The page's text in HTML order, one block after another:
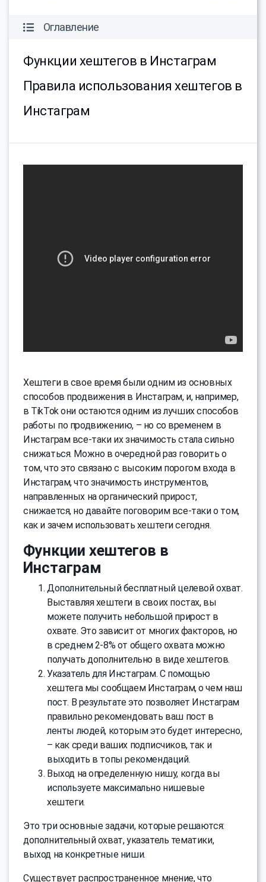
Оглавление
Функции хештегов в Инстаграм
Правила использования хештегов в
Инстаграм
Хештеги в свое время были одним из основных
способов продвижения в Инстаграм, и, например,
в TikTok они остаются одним из лучших способов
работы по продвижению, – но со временем в
Инстаграм все-таки их значимость стала сильно
снижаться. Можно в очередной раз говорить о
том, что это связано с высоким порогом входа в
Инстаграм, что значимость инструментов,
направленных на органический прирост,
снижается, но давайте поговорим все-таки о том,
как и зачем использовать хештеги сегодня.
Функции хештегов в
Инстаграм
Дополнительный бесплатный целевой охват.
Выставляя хештеги в своих постах, вы
можете получить небольшой прирост в
охвате. Это зависит от многих факторов, но
в среднем 2-8% от общего охвата можно
получать дополнительно в виде хештегов.
Указатель для Инстаграм. С помощью
хештега мы сообщаем Инстаграм, о чем наш
пост. В результате это позволяет Инстаграм
правильно рекомендовать ваш пост в
ленты людей, которым это будет интересно,
– как среди ваших подписчиков, так и
выходить в топы рекомендаций.
Выход на определенную нишу, когда вы
используете максимально нишевые
хештеги.
Это три основные задачи, которые решаются:
дополнительный охват, указатель тематики,
выход на конкретные ниши.
Существует распространенное мнение, что